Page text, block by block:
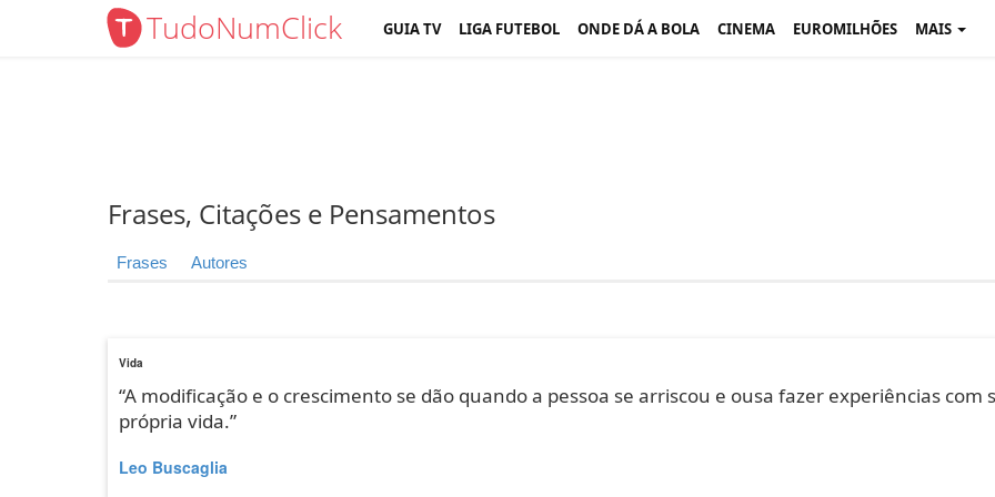
TudoNumClick GUIA TV LIGA FUTEBOL ONDE DÁ A BOLA CINEMA EUROMILHÕES MAIS
Frases, Citações e Pensamentos
Frases Autores
Vida
“A modificação e o crescimento se dão quando a pessoa se arriscou e ousa fazer experiências com
própria vida.”
Leo Buscaglia